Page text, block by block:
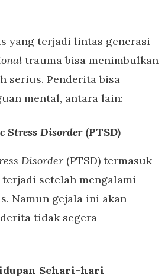
yang terjadi lintas generasi
trauma bisa menimbulkan
serius. Penderita bisa
mental, antara lain:
Stress Disorder(PTSD)
Disorder (PTSD) termasuk
setelah mengalami
Namun gejala ini akan
tidak segera
Sehari-hari